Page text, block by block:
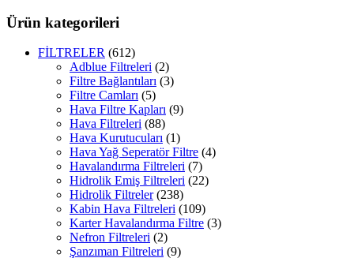
Ürün kategorileri
FİLTRELER (612)
Adblue Filtreleri (2)
Filtre Bağlantıları (3)
Filtre Camları (5)
Hava Filtre Kapları (9)
Hava Filtreleri (88)
Hava Kurutucuları (1)
Hava Yağ Seperatör Filtre (4)
Havalandırma Filtreleri (7)
Hidrolik Emiş Filtreleri (22)
Hidrolik Filtreler (238)
Kabin Hava Filtreleri (109)
Karter Havalandırma Filtre (3)
Nefron Filtreleri (2)
Şanzıman Filtreleri (9)